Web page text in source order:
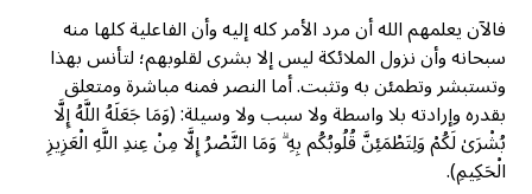
فالآن يعلمهم الله أن مرد الأمر كله إليه وأن الفاعلية كلها منه
سبحانه وأن نزول الملائكة ليس إلا بشرى لقلوبهم؛ لتأنس بهذا
وتستبشر وتطمئن به وتثبت. أما النصر فمنه مباشرة ومتعلق
بقدره وإرادته بلا واسطة ولا سبب ولا وسيلة: (وَمَا جَعَلَهُ اللَّهُ إِلَّا
بُشْرَىٰ لَكُمْ وَلِتَطْمَئِنَّ قُلُوبُكُم بِهِ ۗ وَمَا النَّصْرُ إِلَّا مِنْ عِندِ اللَّهِ الْعَزِيزِ
الْحَكِيمِ).